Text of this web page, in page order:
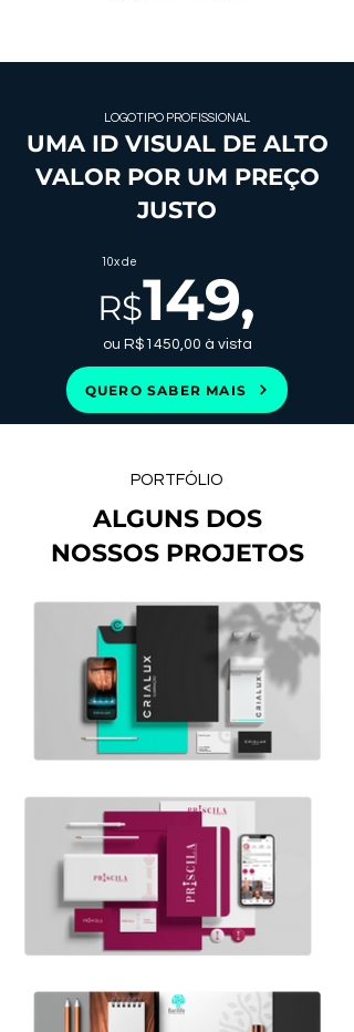
LOGOTIPO PROFISSIONAL
UMA ID VISUAL DE ALTO
VALOR POR UM PREÇO
JUSTO
10x de
R$149,
ou R$1450,00 à vista
QUERO SABER MAIS
PORTFÓLIO
ALGUNS DOS
NOSSOS PROJETOS